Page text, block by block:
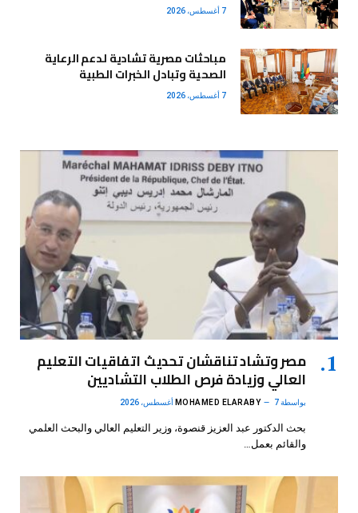
7 أغسطس، 2026
مباحثات مصرية تشادية لدعم الرعاية
الصحية وتبادل الخبرات الطبية
7 أغسطس، 2026
مصر وتشاد تناقشان تحديث اتفاقيات التعليم
العالي وزيادة فرص الطلاب التشاديين
بواسطة MOHAMED ELARABY 7 أغسطس، 2026
بحث الدكتور عبد العزيز قنصوة، وزير التعليم العالي والبحث العلمي
والقائم بعمل…